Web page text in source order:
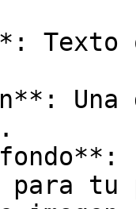
Texto
Una
para tu